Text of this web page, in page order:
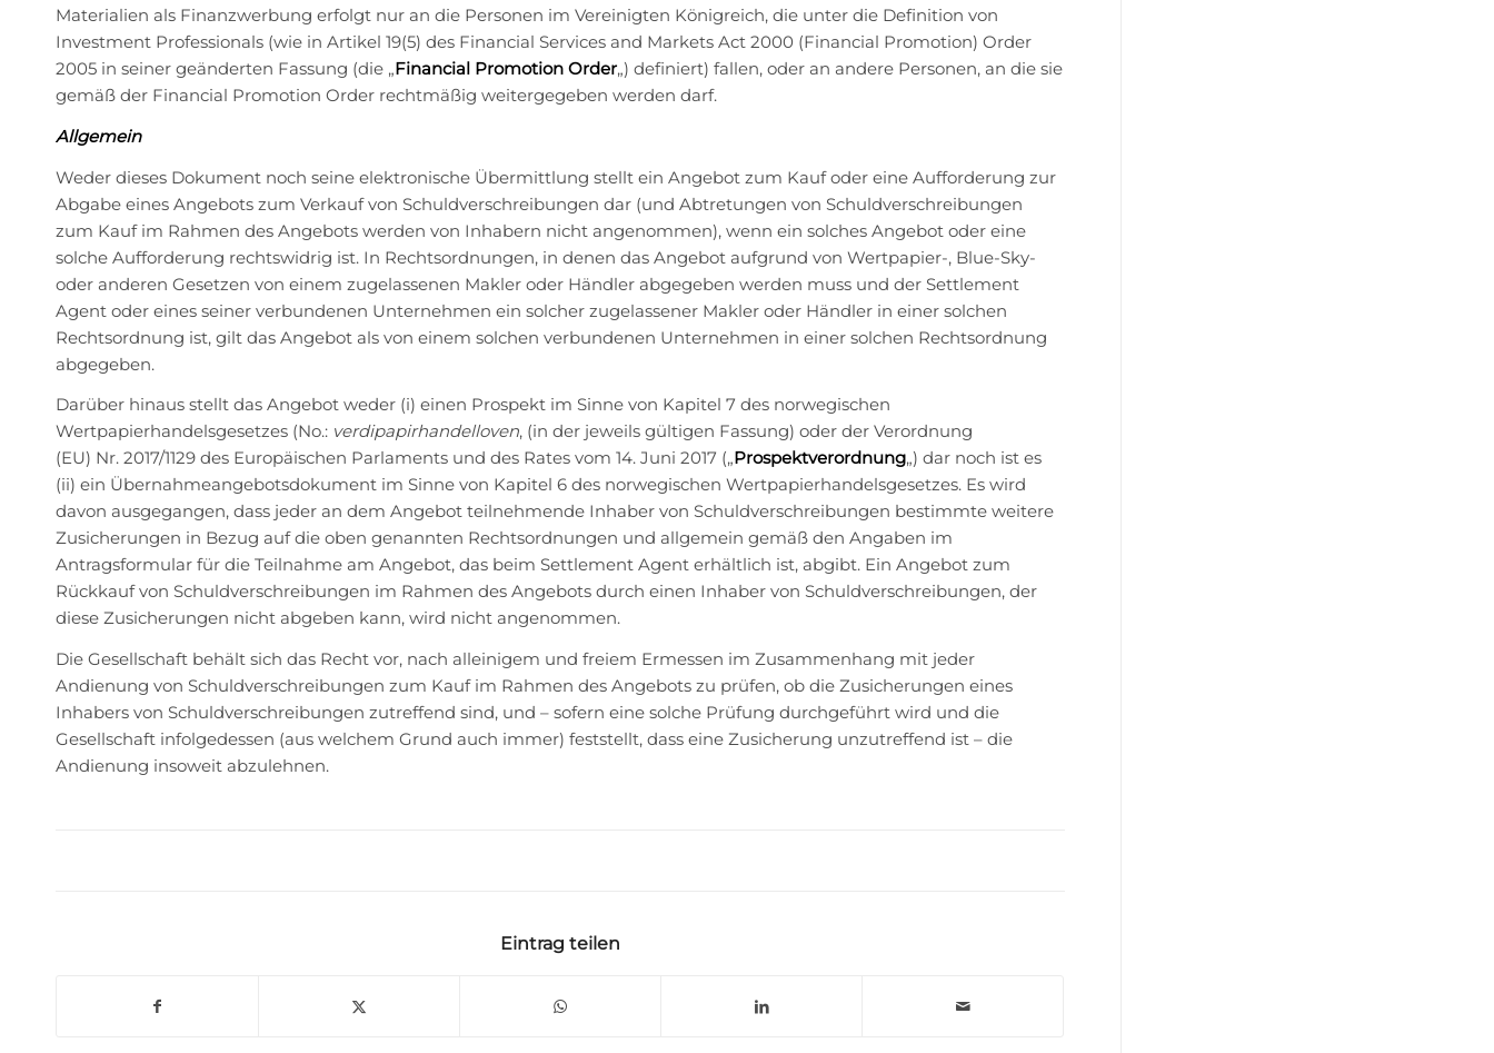
Materialien als Finanzwerbung erfolgt nur an die Personen im Vereinigten Königreich, die unter die Definition von
Investment Professionals (wie in Artikel 19(5) des Financial Services and Markets Act 2000 (Financial Promotion) Order
2005 in seiner geänderten Fassung (die „Financial Promotion Order„) definiert) fallen, oder an andere Personen, an die sie
gemäß der Financial Promotion Order rechtmäßig weitergegeben werden darf.
Allgemein
Weder dieses Dokument noch seine elektronische Übermittlung stellt ein Angebot zum Kauf oder eine Aufforderung zur
Abgabe eines Angebots zum Verkauf von Schuldverschreibungen dar (und Abtretungen von Schuldverschreibungen
zum Kauf im Rahmen des Angebots werden von Inhabern nicht angenommen), wenn ein solches Angebot oder eine
solche Aufforderung rechtswidrig ist. In Rechtsordnungen, in denen das Angebot aufgrund von Wertpapier-, Blue-Sky-
oder anderen Gesetzen von einem zugelassenen Makler oder Händler abgegeben werden muss und der Settlement
Agent oder eines seiner verbundenen Unternehmen ein solcher zugelassener Makler oder Händler in einer solchen
Rechtsordnung ist, gilt das Angebot als von einem solchen verbundenen Unternehmen in einer solchen Rechtsordnung
abgegeben.
Darüber hinaus stellt das Angebot weder (i) einen Prospekt im Sinne von Kapitel 7 des norwegischen
Wertpapierhandelsgesetzes (No.: verdipapirhandelloven, (in der jeweils gültigen Fassung) oder der Verordnung
(EU) Nr. 2017/1129 des Europäischen Parlaments und des Rates vom 14. Juni 2017 („Prospektverordnung„) dar noch ist es
(ii) ein Übernahmeangebotsdokument im Sinne von Kapitel 6 des norwegischen Wertpapierhandelsgesetzes. Es wird
davon ausgegangen, dass jeder an dem Angebot teilnehmende Inhaber von Schuldverschreibungen bestimmte weitere
Zusicherungen in Bezug auf die oben genannten Rechtsordnungen und allgemein gemäß den Angaben im
Antragsformular für die Teilnahme am Angebot, das beim Settlement Agent erhältlich ist, abgibt. Ein Angebot zum
Rückkauf von Schuldverschreibungen im Rahmen des Angebots durch einen Inhaber von Schuldverschreibungen, der
diese Zusicherungen nicht abgeben kann, wird nicht angenommen.
Die Gesellschaft behält sich das Recht vor, nach alleinigem und freiem Ermessen im Zusammenhang mit jeder
Andienung von Schuldverschreibungen zum Kauf im Rahmen des Angebots zu prüfen, ob die Zusicherungen eines
Inhabers von Schuldverschreibungen zutreffend sind, und – sofern eine solche Prüfung durchgeführt wird und die
Gesellschaft infolgedessen (aus welchem Grund auch immer) feststellt, dass eine Zusicherung unzutreffend ist – die
Andienung insoweit abzulehnen.
Eintrag teilen